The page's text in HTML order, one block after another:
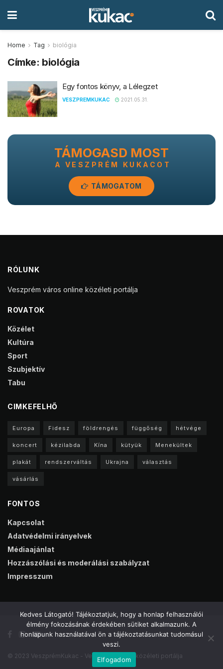
Home Tag biológia
Címke: biológia
Egy fontos könyv, a Lélegzet
VESZPREMKUKAC 2021.05.31.
TÁMOGASD MOST
A VESZPRÉM KUKACOT
TÁMOGATOM
RÓLUNK
Veszprém város online közéleti portálja
ROVATOK
Közélet
Kultúra
Sport
Szubjektív
Tabu
CIMKEFELHŐ
Europa Fidesz földrengés függőség hétvége
koncert kézilabda Kína kütyük Menekültek
plakát rendszerváltás Ukrajna választás
vásárlás
FONTOS
Kapcsolat
Adatvédelmi irányelvek
Médiaajánlat
Hozzászólási és moderálási szabályzat
Impresszum
© 2023 VeszprémKukac - Veszprém online közéleti portálja
Kedves Látogató! Tájékoztatjuk, hogy a honlap felhasználói
élmény fokozásának érdekében sütiket alkalmazunk. A
honlapunk használatával ön a tájékoztatásunkat tudomásul
veszi.
Elfogadom